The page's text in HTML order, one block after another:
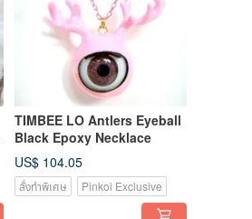
TIMBEE LO Antlers Eyeball
Black Epoxy Necklace
US$ 104.05
สั่งทำพิเศษ Pinkoi Exclusive